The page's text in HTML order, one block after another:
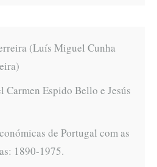
(Luís Miguel Cunha
Carmen Espido Bello e Jesús
de Portugal com as
1890-1975.